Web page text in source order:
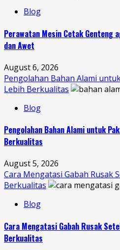
Blog
Perawatan Mesin Cetak Genteng
dan Awet
August 6, 2026
Pengolahan Bahan Alami
Lebih Berkualitas
Blog
Pengolahan Bahan Alami untuk
Berkualitas
August 5, 2026
Cara Mengatasi Gabah Rusak
Berkualitas
Blog
Cara Mengatasi Gabah Rusak
Berkualitas